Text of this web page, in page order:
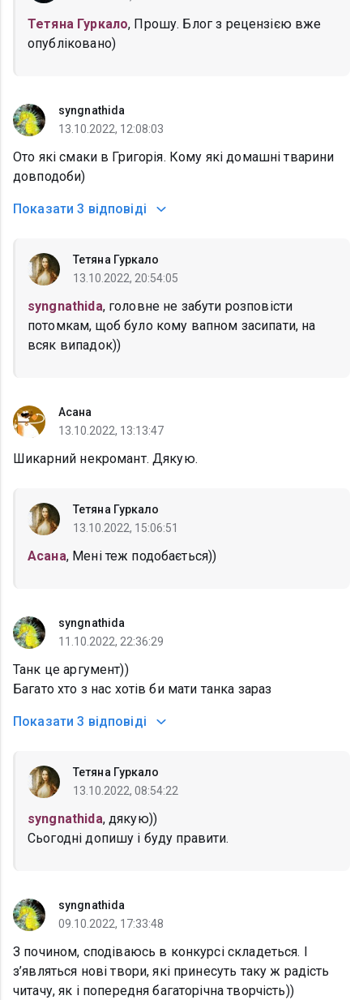
Тетяна Гуркало, Прошу. Блог з рецензією вже
опубліковано)
syngnathida
13.10.2022, 12:08:03
Ото які смаки в Григорія. Кому які домашні тварини
довподоби)
Показати 3 відповіді
Тетяна Гуркало
13.10.2022, 20:54:05
syngnathida, головне не забути розповісти
потомкам, щоб було кому вапном засипати, на
всяк випадок))
Асана
13.10.2022, 13:13:47
Шикарний некромант. Дякую.
Тетяна Гуркало
13.10.2022, 15:06:51
Асана, Мені теж подобається))
syngnathida
11.10.2022, 22:36:29
Танк це аргумент))
Багато хто з нас хотів би мати танка зараз
Показати 3 відповіді
Тетяна Гуркало
13.10.2022, 08:54:22
syngnathida, дякую))
Сьогодні допишу і буду правити.
syngnathida
09.10.2022, 17:33:48
З почином, сподіваюсь в конкурсі складеться. І
з’являться нові твори, які принесуть таку ж радість
читачу, як і попередня багаторічна творчість))